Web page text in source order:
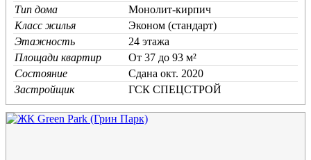
Тип дома
Монолит-кирпич
Класс жилья
Эконом (стандарт)
Этажность
24 этажа
Площади квартир
От 37 до 93 м²
Состояние
Cдана окт. 2020
Застройщик
ГСК СПЕЦСТРОЙ